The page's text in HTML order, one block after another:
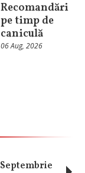
Recomandări
pe timp de
caniculă
06 Aug, 2026
Septembrie